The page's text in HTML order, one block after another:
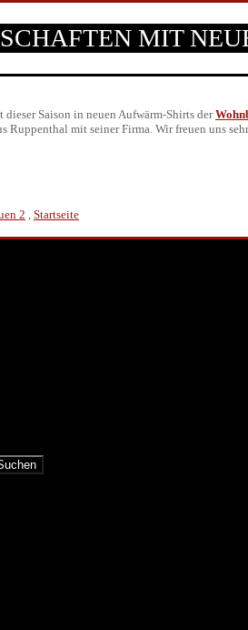
MIT
dieser Saison in neuen Aufwärm-Shirts der
Ruppenthal mit seiner Firma. Wir freuen uns
2 , Startseite